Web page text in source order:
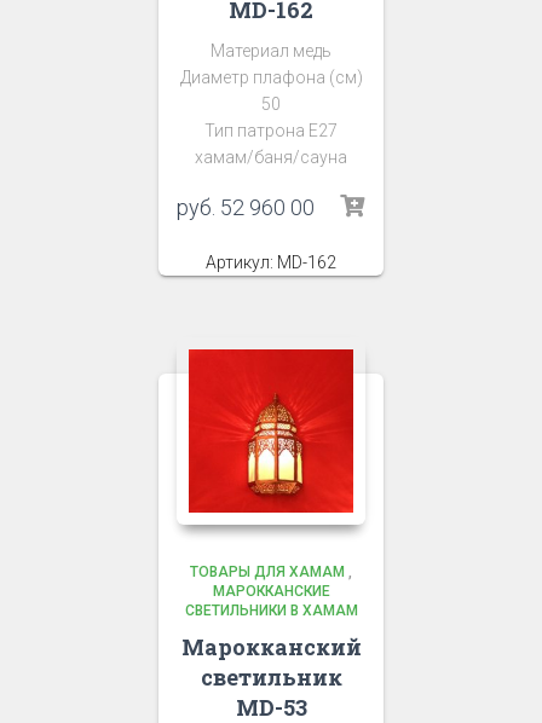
MD-162
Материал медь
Диаметр плафона (см)
50
Тип патрона Е27
хамам/баня/сауна
руб. 52 960 00
Артикул: MD-162
ТОВАРЫ ДЛЯ ХАМАМ
МАРОККАНСКИЕ
СВЕТИЛЬНИКИ В ХАМАМ
Марокканский
светильник
MD-53